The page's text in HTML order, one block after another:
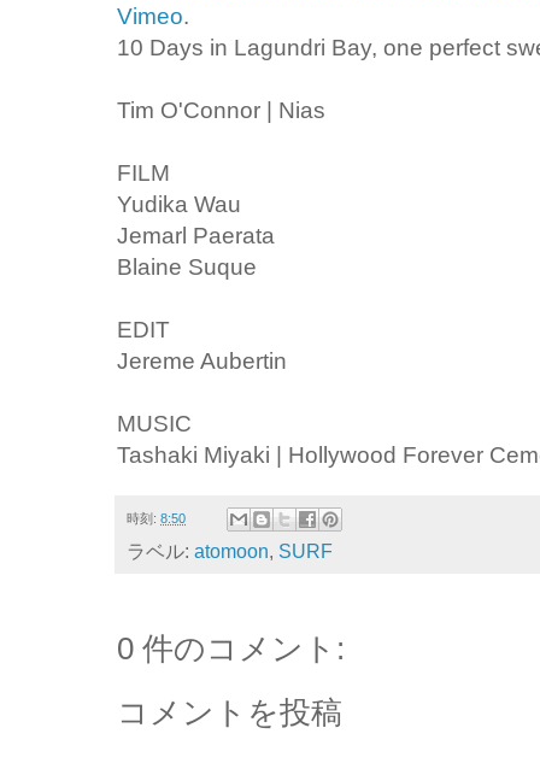
Vimeo.
10 Days in Lagundri Bay, one perfect
Tim O'Connor | Nias
FILM
Yudika Wau
Jemarl Paerata
Blaine Suque
EDIT
Jereme Aubertin
MUSIC
Tashaki Miyaki | Hollywood Forever
時刻: 8:50
ラベル: atomoon, SURF
0 件のコメント:
コメントを投稿